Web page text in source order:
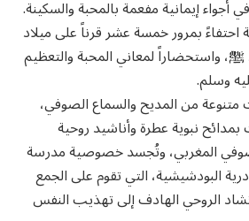
أجواء إيمانية مفعمة بالمحبة والسكينة.
احتفاءً بمرور خمسة عشر قرناً على ميلاد
واستحضاراً لمعاني المحبة والتعظيم
وسلم.
من المديح والسماع الصوفي،
نبوية عطرة وأناشيد روحية
المغربي، وتُجسد خصوصية مدرسة
البودشيشية، التي تقوم على الجمع
الروحي الهادف إلى تهذيب النفس